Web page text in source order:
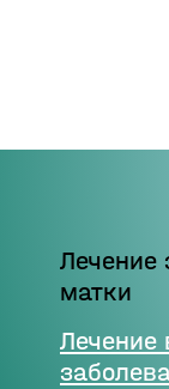
Лечение
матки
Лечение